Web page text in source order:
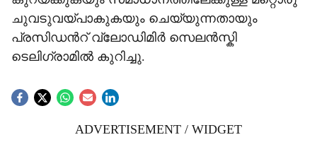
ചുവടുവയ്പാകുകയും ചെയ്യുന്നതായും
പ്രസിഡന്‍റ് വ്ലോഡിമിർ സെലൻസ്കി
ടെലിഗ്രാമിൽ കുറിച്ചു.
ADVERTISEMENT / WIDGET